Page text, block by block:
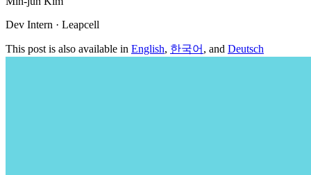
Dev Intern · Leapcell
This post is also available in English, 한국어 , and Deutsch